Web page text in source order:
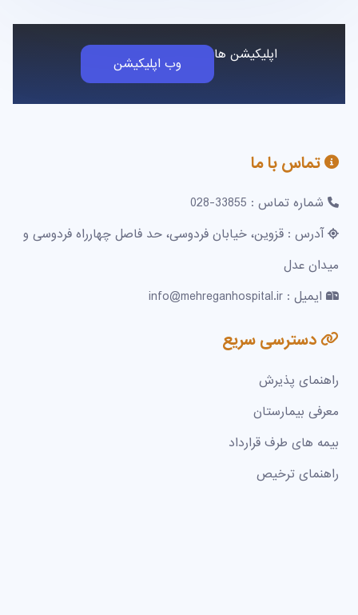
اپلیکیشن ها وب اپلیکیشن
تماس با ما
شماره تماس : 33855-028
آدرس : قزوین، خیابان فردوسی، حد فاصل چهارراه فردوسی و
میدان عدل
ایمیل : info@mehreganhospital.ir
دسترسی سریع
راهنمای پذیرش
معرفی بیمارستان
بیمه های طرف قرارداد
راهنمای ترخیص